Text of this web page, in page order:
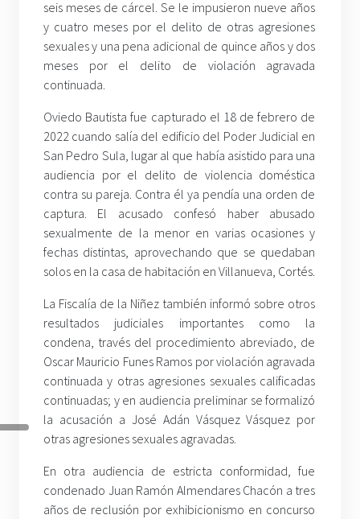
seis meses de cárcel. Se le impusieron nueve años
y cuatro meses por el delito de otras agresiones
sexuales y una pena adicional de quince años y dos
meses por el delito de violación agravada
continuada.
Oviedo Bautista fue capturado el 18 de febrero de
2022 cuando salía del edificio del Poder Judicial en
San Pedro Sula, lugar al que había asistido para una
audiencia por el delito de violencia doméstica
contra su pareja. Contra él ya pendía una orden de
captura. El acusado confesó haber abusado
sexualmente de la menor en varias ocasiones y
fechas distintas, aprovechando que se quedaban
solos en la casa de habitación en Villanueva, Cortés.
La Fiscalía de la Niñez también informó sobre otros
resultados judiciales importantes como la
condena, través del procedimiento abreviado, de
Oscar Mauricio Funes Ramos por violación agravada
continuada y otras agresiones sexuales calificadas
continuadas; y en audiencia preliminar se formalizó
la acusación a José Adán Vásquez Vásquez por
otras agresiones sexuales agravadas.
En otra audiencia de estricta conformidad, fue
condenado Juan Ramón Almendares Chacón a tres
años de reclusión por exhibicionismo en concurso